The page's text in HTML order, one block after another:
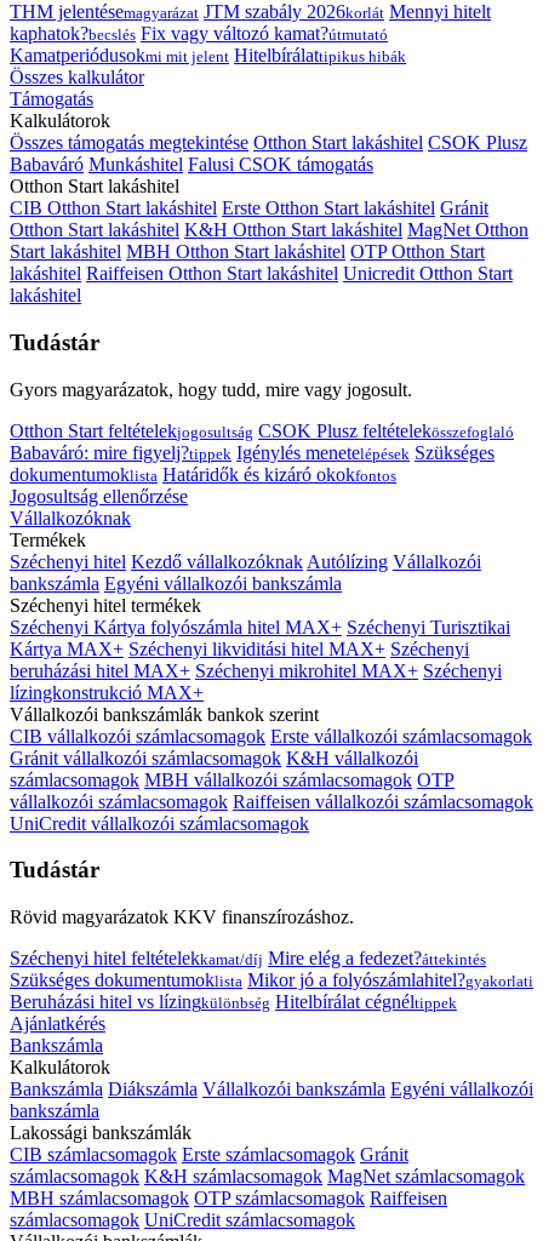
THM jelentésemagyarázat JTM szabály 2026korlát Mennyi hitelt
kaphatok?becslés Fix vagy változó kamat?útmutató
Kamatperiódusokmi mit jelent Hitelbírálattipikus hibák
Összes kalkulátor
Támogatás
Kalkulátorok
Összes támogatás megtekintése Otthon Start lakáshitel CSOK Plusz
Babaváró Munkáshitel Falusi CSOK támogatás
Otthon Start lakáshitel
CIB Otthon Start lakáshitel Erste Otthon Start lakáshitel Gránit
Otthon Start lakáshitel K&H Otthon Start lakáshitel MagNet Otthon
Start lakáshitel MBH Otthon Start lakáshitel OTP Otthon Start
lakáshitel Raiffeisen Otthon Start lakáshitel Unicredit Otthon Start
lakáshitel
Tudástár
Gyors magyarázatok, hogy tudd, mire vagy jogosult.
Otthon Start feltételekjogosultság CSOK Plusz feltételekösszefoglaló
Babaváró: mire figyelj?tippek Igénylés menetelépések Szükséges
dokumentumoklista Határidők és kizáró okokfontos
Jogosultság ellenőrzése
Vállalkozóknak
Termékek
Széchenyi hitel Kezdő vállalkozóknak Autólízing Vállalkozói
bankszámla Egyéni vállalkozói bankszámla
Széchenyi hitel termékek
Széchenyi Kártya folyószámla hitel MAX+ Széchenyi Turisztikai
Kártya MAX+ Széchenyi likviditási hitel MAX+ Széchenyi
beruházási hitel MAX+ Széchenyi mikrohitel MAX+ Széchenyi
lízingkonstrukció MAX+
Vállalkozói bankszámlák bankok szerint
CIB vállalkozói számlacsomagok Erste vállalkozói számlacsomagok
Gránit vállalkozói számlacsomagok K&H vállalkozói
számlacsomagok MBH vállalkozói számlacsomagok OTP
vállalkozói számlacsomagok Raiffeisen vállalkozói számlacsomagok
UniCredit vállalkozói számlacsomagok
Tudástár
Rövid magyarázatok KKV finanszírozáshoz.
Széchenyi hitel feltételekkamat/díj Mire elég a fedezet?áttekintés
Szükséges dokumentumoklista Mikor jó a folyószámlahitel?gyakorlati
Beruházási hitel vs lízingkülönbség Hitelbírálat cégnéltippek
Ajánlatkérés
Bankszámla
Kalkulátorok
Bankszámla Diákszámla Vállalkozói bankszámla Egyéni vállalkozói
bankszámla
Lakossági bankszámlák
CIB számlacsomagok Erste számlacsomagok Gránit
számlacsomagok K&H számlacsomagok MagNet számlacsomagok
MBH számlacsomagok OTP számlacsomagok Raiffeisen
számlacsomagok UniCredit számlacsomagok